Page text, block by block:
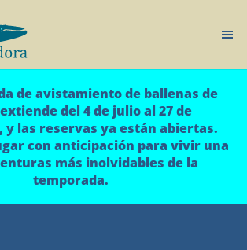
de avistamiento de ballenas de
del 4 de julio al 27 de
y las reservas ya están abiertas.
con anticipación para vivir una
más inolvidables de la
temporada.